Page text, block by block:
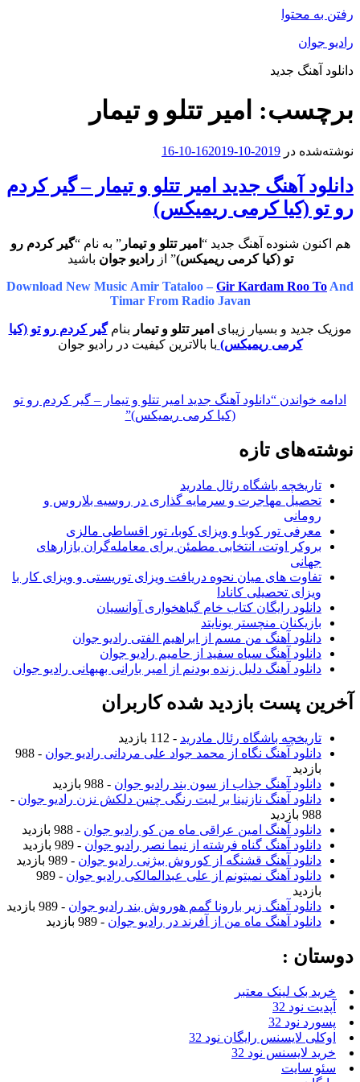
رفتن به محتوا
رادیو جوان
دانلود آهنگ جدید
برچسب: امیر تتلو و تیمار
نوشته‌شده در 2019-10-16
2019-10-16
دانلود آهنگ جدید امیر تتلو و تیمار – گیر کردم
رو تو (کیا کرمی ریمیکس)
هم اکنون شنوده آهنگ جدید “ امیر تتلو و تیمار” به نام “گیر کردم رو
تو (کیا کرمی ریمیکس)” ازرادیو جوان باشید
Download New Music Amir Tataloo – Gir Kardam Roo To And
Timar From Radio Javan
موزیک جدید و بسیار زیبای امیر تتلو و تیمار بنامگیر کردم رو تو (کیا
کرمی ریمیکس) با بالاترین کیفیت در رادیو جوان
ادامه خواندن “دانلود آهنگ جدید امیر تتلو و تیمار – گیر کردم رو تو
(کیا کرمی ریمیکس)”
نوشته‌های تازه
تاریخچه باشگاه رئال مادرید
تحصیل مهاجرت و سرمایه گذاری در روسیه بلاروس و
رومانی
معرفی تور کوبا و ویزای کوبا، تور اقساطی مالزی
بروکر اوتت، انتخابی مطمئن برای معامله‌گران بازارهای
جهانی
تفاوت های میان نحوه دریافت ویزای توریستی و ویزای کار با
ویزای تحصیلی کانادا
دانلود رایگان کتاب خام گیاهخواری آوانسیان
بازیکنان منچستر یونایتد
دانلود آهنگ من مسم از ابراهیم الفتی رادیو جوان
دانلود آهنگ سیاه سفید از حامیم رادیو جوان
دانلود آهنگ دلیل زنده بودنم از امیر بارانی بهبهانی رادیو جوان
آخرین پست بازدید شده کاربران
تاریخچه باشگاه رئال مادرید - 112 بازدید
دانلود آهنگ نگاه از محمد جواد علی مردانی رادیو جوان
- 988
بازدید
دانلود آهنگ جذاب از سون بند رادیو جوان - 988 بازدید
دانلود آهنگ نازنینا بر لبت رنگی چنین دلکش نزن رادیو جوان -
988 بازدید
دانلود آهنگ امین عراقی ماه من کو رادیو جوان - 988 بازدید
دانلود آهنگ گناه فرشته از نیما نصر رادیو جوان - 989 بازدید
دانلود آهنگ قشنگه از کوروش بیژنی رادیو جوان - 989 بازدید
دانلود آهنگ نمیتونم از علی عبدالمالکی رادیو جوان
- 989
بازدید
دانلود آهنگ زیر بارونا گمم هوروش بند رادیو جوان - 989 بازدید
دانلود آهنگ ماه من از آفرند در رادیو جوان - 989 بازدید
دوستان :
خرید بک لینک معتبر
آپدیت نود 32
پسورد نود 32
اوکلی لایسنس رایگان نود 32
خرید لایسنس نود 32
سئو سایت